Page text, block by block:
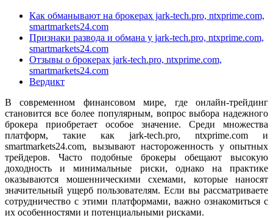
Как обманывают на брокерах jark-tech.pro, ntxprime.com,
smartmarkets24.com
Признаки развода и обмана у jark-tech.pro, ntxprime.com,
smartmarkets24.com
Отзывы о брокерах jark-tech.pro, ntxprime.com,
smartmarkets24.com
Вердикт
В современном финансовом мире, где онлайн-трейдинг
становится все более популярным, вопрос выбора надежного
брокера приобретает особое значение. Среди множества
платформ, такие как jark-tech.pro, ntxprime.com и
smartmarkets24.com, вызывают настороженность у опытных
трейдеров. Часто подобные брокеры обещают высокую
доходность и минимальные риски, однако на практике
оказываются мошенническими схемами, которые наносят
значительный ущерб пользователям. Если вы рассматриваете
сотрудничество с этими платформами, важно ознакомиться с
их особенностями и потенциальными рисками.